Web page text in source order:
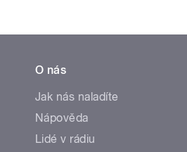
O nás
Jak nás naladíte
Nápověda
Lidé v rádiu